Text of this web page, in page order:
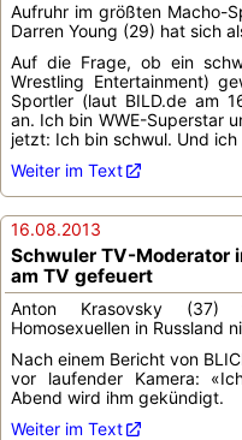
Aufruhr im größten Macho-
Darren Young (29) hat sich
Auf die Frage, ob ein
Wrestling Entertainment)
Sportler (laut BILD.de am
an. Ich bin WWE-Superstar
jetzt: Ich bin schwul. Und
Weiter im Text
16.08.2013
Schwuler TV-Moderator
am TV gefeuert
Anton Krasovsky (37)
Homosexuellen in Russland
Nach einem Bericht von
vor laufender Kamera:
Abend wird ihm gekündigt.
Weiter im Text